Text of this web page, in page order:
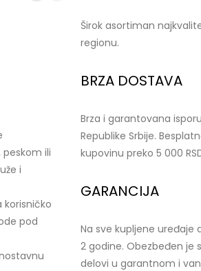
ili
i
pod
Širok asortiman
regionu.
BRZA DOSTAVA
Brza i garantovana
Republike Srbije.
kupovinu preko 5 000
GARANCIJA
Na sve kupljene uređaje
2 godine. Obezbeđen je
delovi u garantnom i